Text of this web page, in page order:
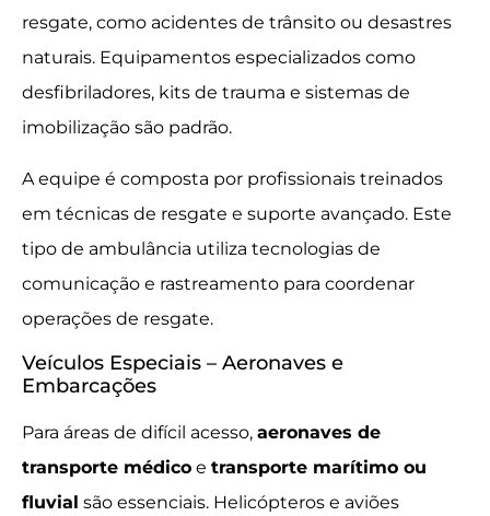
resgate, como acidentes de trânsito ou desastres
naturais. Equipamentos especializados como
desfibriladores, kits de trauma e sistemas de
imobilização são padrão.
A equipe é composta por profissionais treinados
em técnicas de resgate e suporte avançado. Este
tipo de ambulância utiliza tecnologias de
comunicação e rastreamento para coordenar
operações de resgate.
Veículos Especiais – Aeronaves e
Embarcações
Para áreas de difícil acesso, aeronaves de
transporte médico e transporte marítimo ou
fluvial são essenciais. Helicópteros e aviões